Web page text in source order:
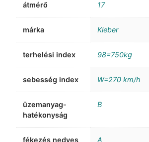
átmérő 17
márka Kleber
terhelési index 98=750kg
sebesség index W=270 km/h
üzemanyag-
hatékonyság
B
fékezés nedves
A